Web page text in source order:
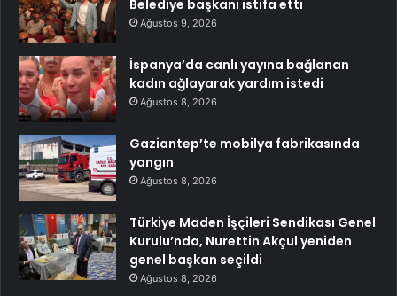
Belediye başkanı istifa etti
Ağustos 9, 2026
İspanya’da canlı yayına bağlanan
kadın ağlayarak yardım istedi
Ağustos 8, 2026
Gaziantep’te mobilya fabrikasında
yangın
Ağustos 8, 2026
Türkiye Maden İşçileri Sendikası Genel
Kurulu’nda, Nurettin Akçul yeniden
genel başkan seçildi
Ağustos 8, 2026